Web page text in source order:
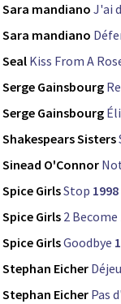
Sara mandiano J'ai
Sara mandiano
Seal Kiss From A
Serge Gainsbourg
Serge Gainsbourg
Shakespears Sisters
Sinead O'Connor
Spice GirlsStop 1998
Spice Girls 2 Become
Spice GirlsGoodbye
Stephan Eicher
Stephan Eicher Pas